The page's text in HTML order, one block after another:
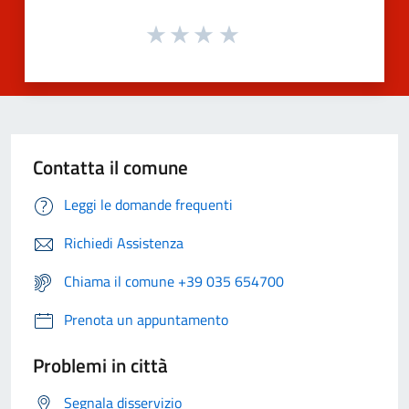
Contatta il comune
Leggi le domande frequenti
Richiedi Assistenza
Chiama il comune +39 035 654700
Prenota un appuntamento
Problemi in città
Segnala disservizio